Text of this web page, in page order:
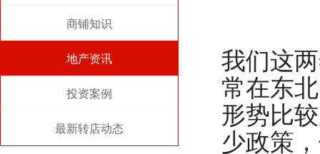
商铺知识
地产资讯
投资案例
最新转店动态
我们这
常在东
形势比
少政策